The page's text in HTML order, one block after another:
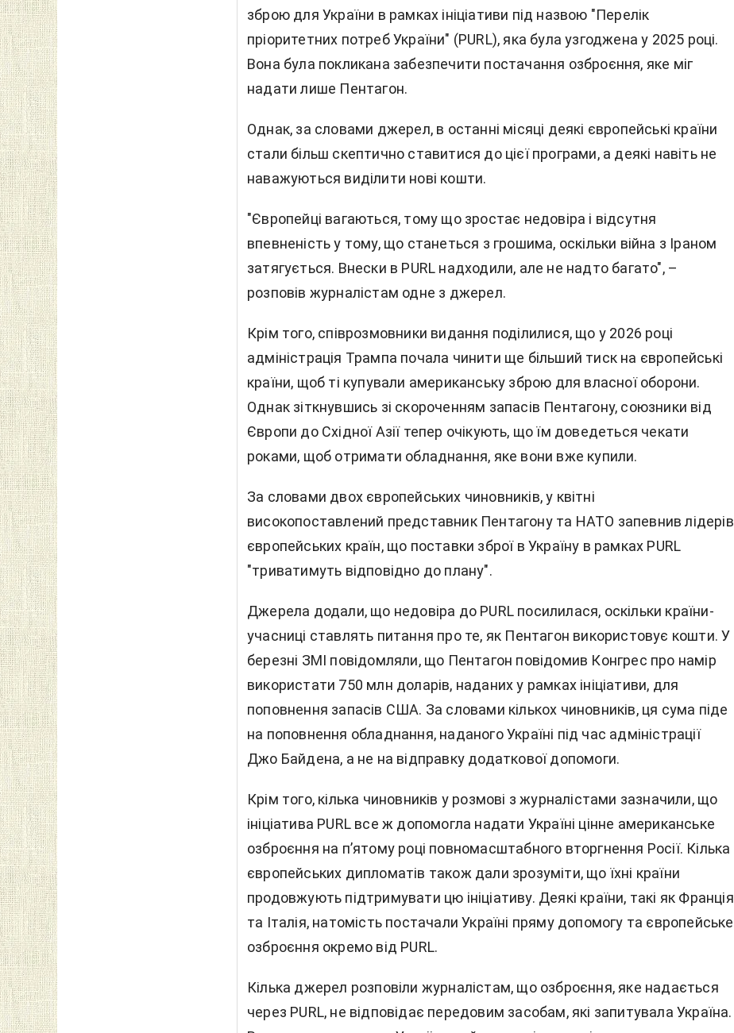
зброю для України в рамках ініціативи під назвою "Перелік
пріоритетних потреб України" (PURL), яка була узгоджена у 2025 році.
Вона була покликана забезпечити постачання озброєння, яке міг
надати лише Пентагон.
Однак, за словами джерел, в останні місяці деякі європейські країни
стали більш скептично ставитися до цієї програми, а деякі навіть не
наважуються виділити нові кошти.
"Європейці вагаються, тому що зростає недовіра і відсутня
впевненість у тому, що станеться з грошима, оскільки війна з Іраном
затягується. Внески в PURL надходили, але не надто багато", –
розповів журналістам одне з джерел.
Крім того, співрозмовники видання поділилися, що у 2026 році
адміністрація Трампа почала чинити ще більший тиск на європейські
країни, щоб ті купували американську зброю для власної оборони.
Однак зіткнувшись зі скороченням запасів Пентагону, союзники від
Європи до Східної Азії тепер очікують, що їм доведеться чекати
роками, щоб отримати обладнання, яке вони вже купили.
За словами двох європейських чиновників, у квітні
високопоставлений представник Пентагону та НАТО запевнив лідерів
європейських країн, що поставки зброї в Україну в рамках PURL
"триватимуть відповідно до плану".
Джерела додали, що недовіра до PURL посилилася, оскільки країни-
учасниці ставлять питання про те, як Пентагон використовує кошти. У
березні ЗМІ повідомляли, що Пентагон повідомив Конгрес про намір
використати 750 млн доларів, наданих у рамках ініціативи, для
поповнення запасів США. За словами кількох чиновників, ця сума піде
на поповнення обладнання, наданого Україні під час адміністрації
Джо Байдена, а не на відправку додаткової допомоги.
Крім того, кілька чиновників у розмові з журналістами зазначили, що
ініціатива PURL все ж допомогла надати Україні цінне американське
озброєння на п’ятому році повномасштабного вторгнення Росії. Кілька
європейських дипломатів також дали зрозуміти, що їхні країни
продовжують підтримувати цю ініціативу. Деякі країни, такі як Франція
та Італія, натомість постачали Україні пряму допомогу та європейське
озброєння окремо від PURL.
Кілька джерел розповіли журналістам, що озброєння, яке надається
через PURL, не відповідає передовим засобам, які запитувала Україна.